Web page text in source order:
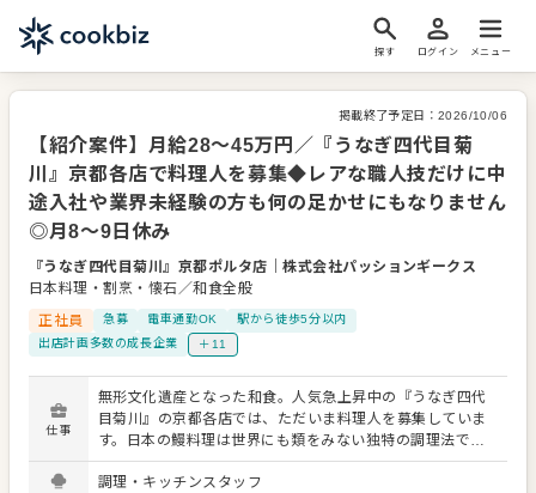
探す ログイン メニュー
掲載終了予定日： 2026/10/06
【紹介案件】月給28～45万円／『うなぎ四代目菊
川』京都各店で料理人を募集◆レアな職人技だけに中
途入社や業界未経験の方も何の足かせにもなりません
◎月8～9日休み
『うなぎ四代目菊川』京都ポルタ店 ｜株式会社パッションギークス
日本料理・割烹・懐石／和食全般
正社員
急募 電車通勤OK
駅から徒歩5分以内
出店計画多数の成長企業
＋11
仕事
無形文化遺産となった和食。人気急上昇中の『うなぎ四代
目菊川』の京都各店では、ただいま料理人を募集していま
す。日本の鰻料理は世界にも類をみない独特の調理法で
す。和食の中でも鰻は取り扱いが難しく、希少な食材だか
らこそ、学べるノウハウは実に豊富。昔ながらの伝統継承
調理・キッチンスタッフ